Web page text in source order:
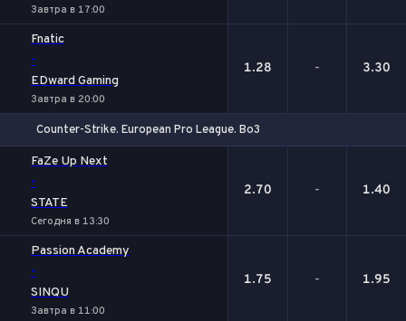
Завтра в 17:00
Fnatic
-
EDward Gaming
Завтра в 20:00
1.28 - 3.30
Counter-Strike. European Pro League. Bo3
FaZe Up Next
-
STATE
Сегодня в 13:30
2.70 - 1.40
Passion Academy
-
SINQU
Завтра в 11:00
1.75 - 1.95